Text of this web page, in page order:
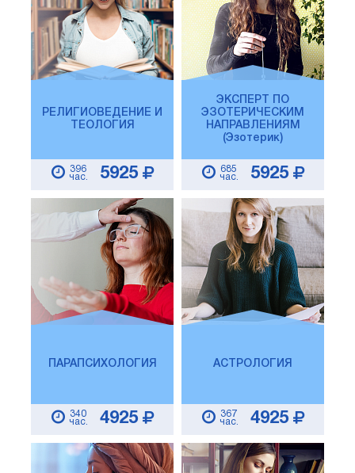
РЕЛИГИОВЕДЕНИЕ И
ТЕОЛОГИЯ
396
час.
5925
ЭКСПЕРТ ПО
ЭЗОТЕРИЧЕСКИМ
НАПРАВЛЕНИЯМ
(Эзотерик)
685
час.
5925
ПАРАПСИХОЛОГИЯ
340
час.
4925
АСТРОЛОГИЯ
367
час.
4925